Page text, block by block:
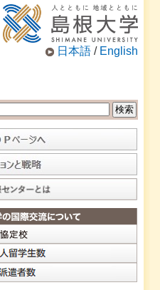
日本語 / English